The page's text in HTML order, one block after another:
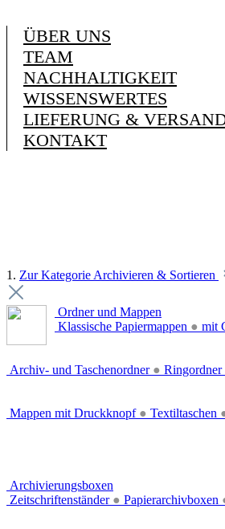
ÜBER UNS
TEAM
NACHHALTIGKEIT
WISSENSWERTES
LIEFERUNG &
KONTAKT
1. Zur Kategorie Archivieren & Sortieren
Ordner und Mappen
Klassische Papiermappen ● mit
Archiv- und Taschenordner ● Ringordner
Mappen mit Druckknopf ● Textiltaschen
Archivierungsboxen
Zeitschriftenständer ● Papierarchivboxen